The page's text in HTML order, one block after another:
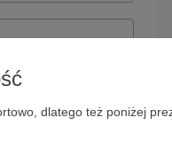
dlatego też poniżej